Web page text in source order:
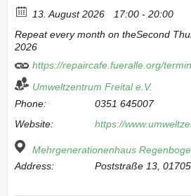
13. August 2026
17:00 - 20:00
Repeat every month on theSecond
2026
https://repaircafe.fueralle.org/
Umweltzentrum Freital e.V.
Phone:
0351 645007
Website:
https://
Mehrgenerationenhaus
Address:
Poststraße 13,